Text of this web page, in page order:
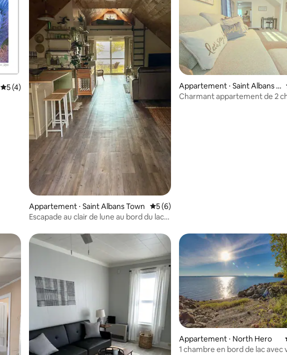
Évaluation moyenne sur la base de 4 commentaires : 5 sur 5
5 (4)
Appartement ⋅ Saint Albans Town Évaluation moyenne sur la base de 6
5 (6)
Escapade au clair de lune au bord du lac
Appartement ⋅ Saint Albans C
ity
Charmant appartement de 2
Appartement ⋅ North Hero
1 chambre en bord de lac avec